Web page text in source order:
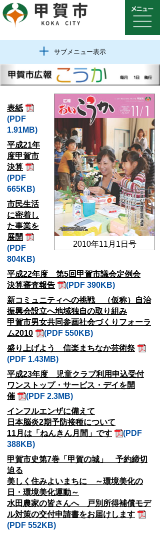
サブメニュー表示
2010年11月1日号
表紙
(PDF
1.91MB)
平成21年
度甲賀市
決算
(PDF
665KB)
市民生活
に密着し
た事業を
展開
(PDF
804KB)
平成22年度 第5回甲賀市議会定例会
決算審査報告
(PDF 390KB)
新コミュニティへの挑戦 （仮称）自治
振興会設立へ地域独自の取り組み
甲賀市男女共同参画社会づくりフォーラ
ム2010
(PDF 550KB)
盛り上げよう 信楽まちなか芸術祭
(PDF 1.43MB)
平成23年度 児童クラブ利用申込受付
ワンストップ・サービス・デイを開
催
(PDF 2.3MB)
インフルエンザに備えて
日本脳炎2期予防接種について
11月は「ねんきん月間」です
(PDF
388KB)
甲賀市史第7巻「甲賀の城」 予約締切
迫る
美しく住みよいまちに ～環境美化の
日・環境美化運動～
水田農家の皆さんへ 戸別所得補償モデ
ル対策の交付申請書をお届けします
(PDF 552KB)